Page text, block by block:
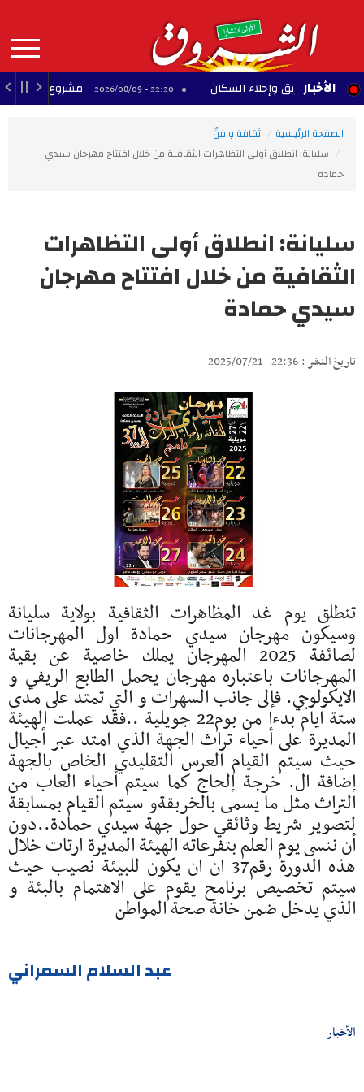
contenu
principal
MAIN
NAVIGATION الأخبار
حريق وإجلاء السكان مشروع تجاري متوقف
الصفحة الرئيسية
ثقافة و فنّ
سليانة: انطلاق أولى التظاهرات الثقافية من خلال افتتاح مهرجان سيدي
حمادة‎
سليانة: انطلاق أولى التظاهرات
الثقافية من خلال افتتاح مهرجان
سيدي حمادة‎
تاريخ النشر : 22:36 - 2025/07/21
تنطلق يوم غد المظاهرات الثقافية بولاية سليانة
وسيكون مهرجان سيدي حمادة اول المهرجانات
لصائفة 2025 المهرجان يملك خاصية عن بقية
المهرجانات باعتباره مهرجان يحمل الطابع الريفي و
الايكولوجي. فإلى جانب السهرات و التي تمتد على مدى
ستة ايام بدءا من بوم22 جويلية ..فقد عملت الهيئة
المديرة على أحياء تراث الجهة الذي امتد عبر أجيال
حيث سيتم القيام العرس التقليدي الخاص بالجهة
إضافة ال. خرجة إلحاج كما سيتم أحياء العاب من
التراث مثل ما يسمى بالخربقةو سيتم القيام بمسابقة
لتصوير شريط وثائقي حول جهة سيدي حمادة..دون
أن ننسى يوم العلم بتفرعاته الهيئة المديرة ارتات خلال
هذه الدورة رقم37 ان ان يكون للبيئة نصيب حيث
سيتم تخصيص برنامح يقوم على الاهتمام بالبئة و
الذي يدخل ضمن خانة صحة المواطن
عبد السلام السمراني
الأخبار